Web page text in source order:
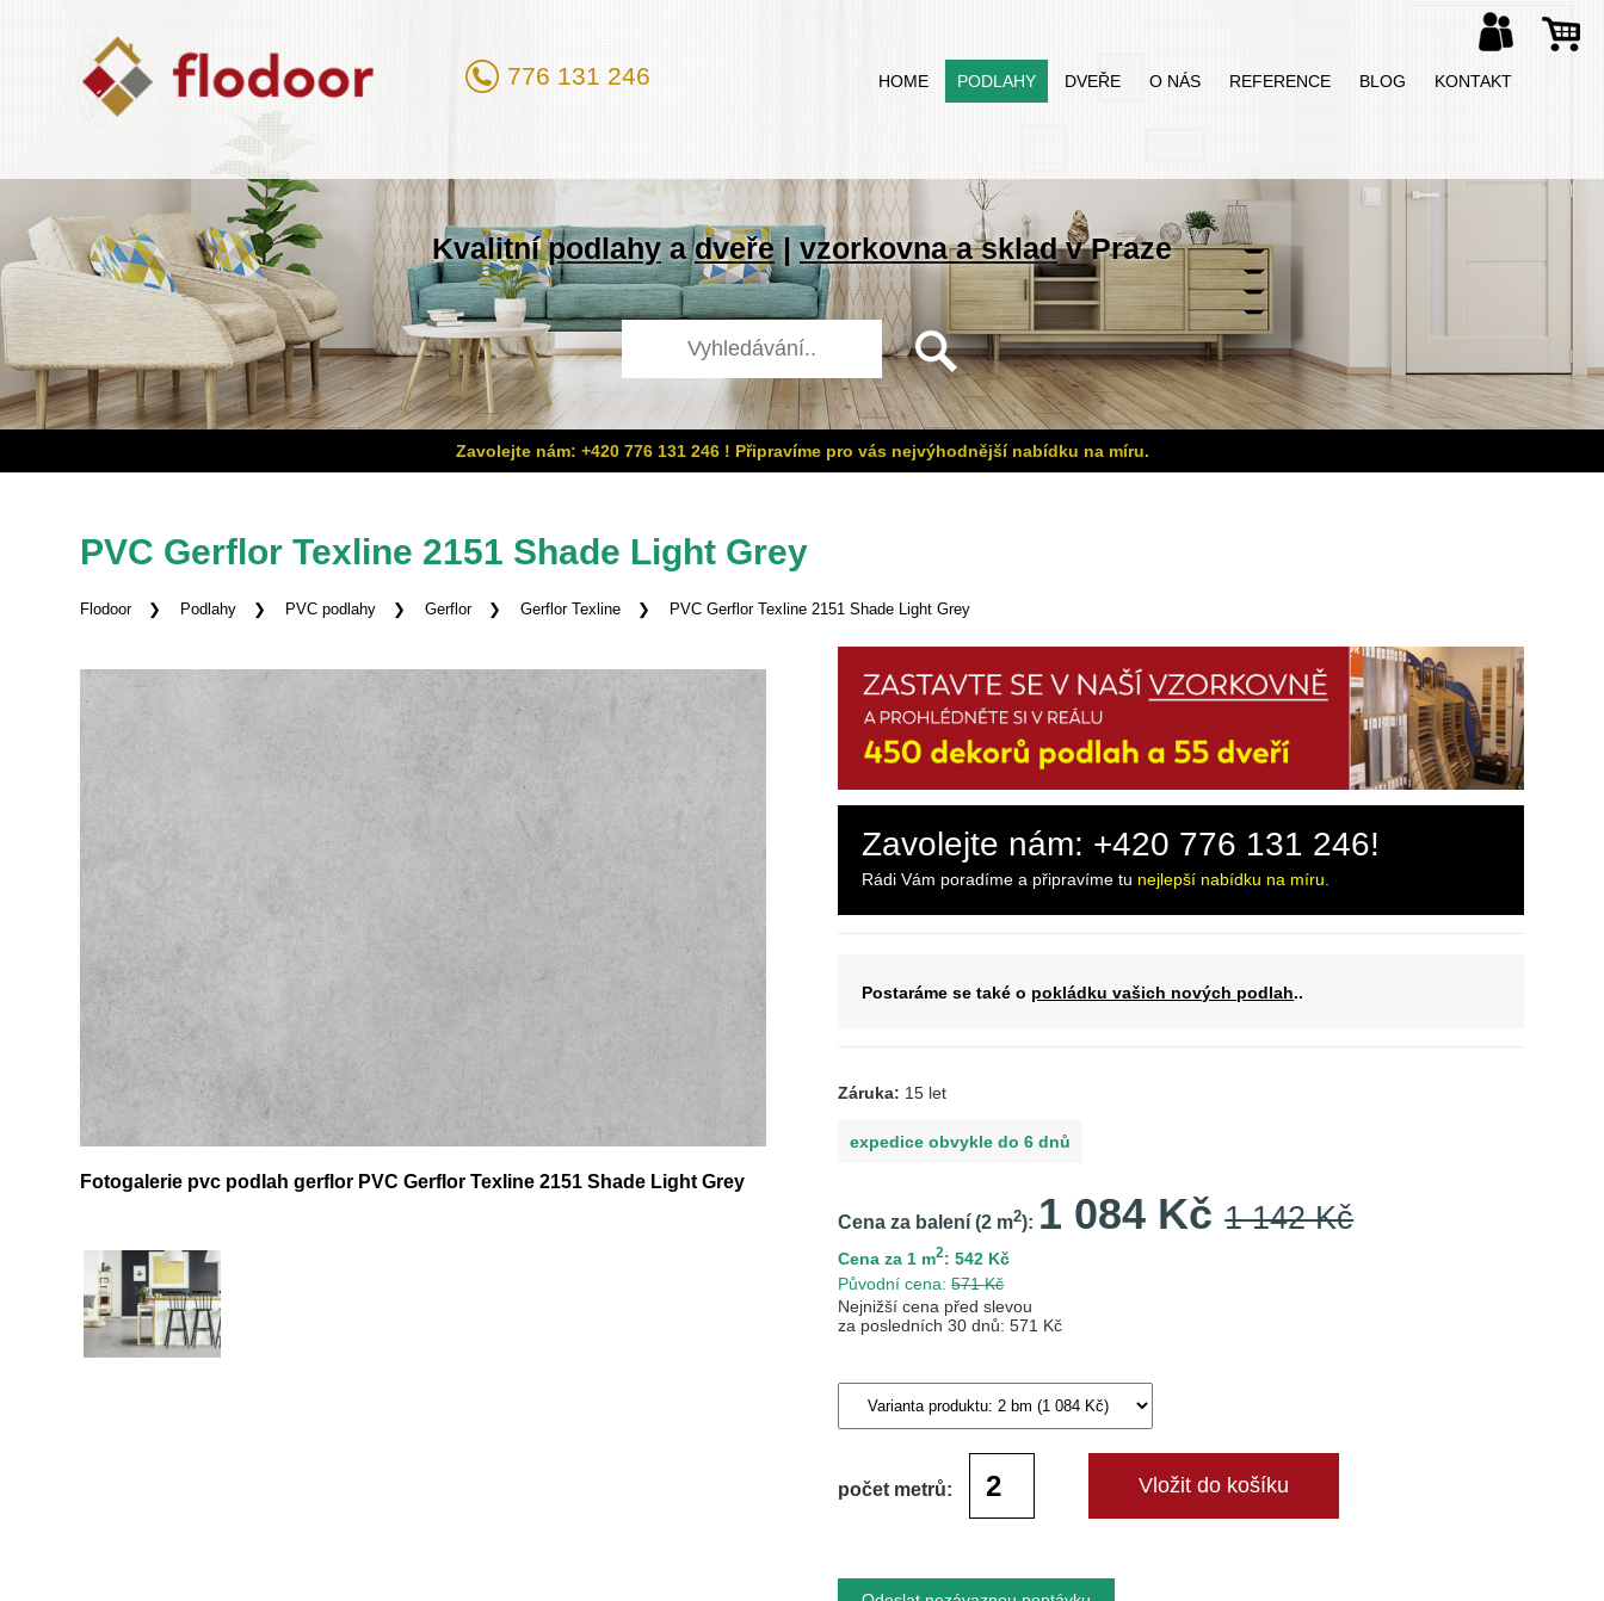
776 131 246 HOME PODLAHY DVEŘE O NÁS REFERENCE BLOG KONTAKT
Kvalitnípodlahyadveře|vzorkovna a skladv Praze
Zavolejte nám: +420 776 131 246 ! Připravíme pro vás nejvýhodnější nabídku na míru.
PVC Gerflor Texline 2151 Shade Light Grey
Flodoor Podlahy PVC podlahy Gerflor Gerflor Texline PVC Gerflor Texline 2151 Shade Light Grey
Fotogalerie pvc podlah gerflor PVC Gerflor Texline 2151 Shade Light Grey
Zavolejte nám: +420 776 131 246!
Rádi Vám poradíme a připravíme tu nejlepší nabídku na míru.
Postaráme se také o pokládku vašich nových podlah..
Záruka: 15 let
expedice obvykle do 6 dnů
Cena za balení (2 m2): 1 084 Kč1 142 Kč
Cena za 1 m2: 542 Kč
Původní cena:571 Kč
Nejnižší cena před slevou
za posledních 30 dnů: 571 Kč
počet metrů: